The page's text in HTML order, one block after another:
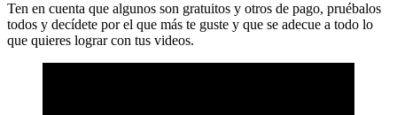
Ten en cuenta que algunos son gratuitos y otros de pago, pruébalos
todos y decídete por el que más te guste y que se adecue a todo lo
que quieres lograr con tus videos.